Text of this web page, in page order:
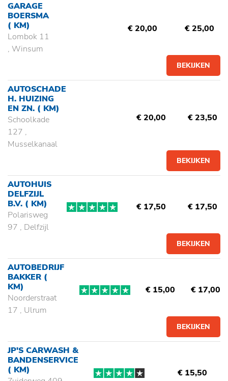
GARAGE
BOERSMA
( KM)
Lombok 11
, Winsum
€ 20,00 € 25,00
BEKIJKEN
AUTOSCHADE
H. HUIZING
EN ZN. ( KM)
Schoolkade
127 ,
Musselkanaal
€ 20,00 € 23,50
BEKIJKEN
AUTOHUIS
DELFZIJL
B.V. ( KM)
Polarisweg
97 , Delfzijl
€ 17,50 € 17,50
BEKIJKEN
AUTOBEDRIJF
BAKKER (
KM)
Noorderstraat
17 , Ulrum
€ 15,00 € 17,00
BEKIJKEN
JP'S CARWASH &
BANDENSERVICE
( KM)
€ 15,50